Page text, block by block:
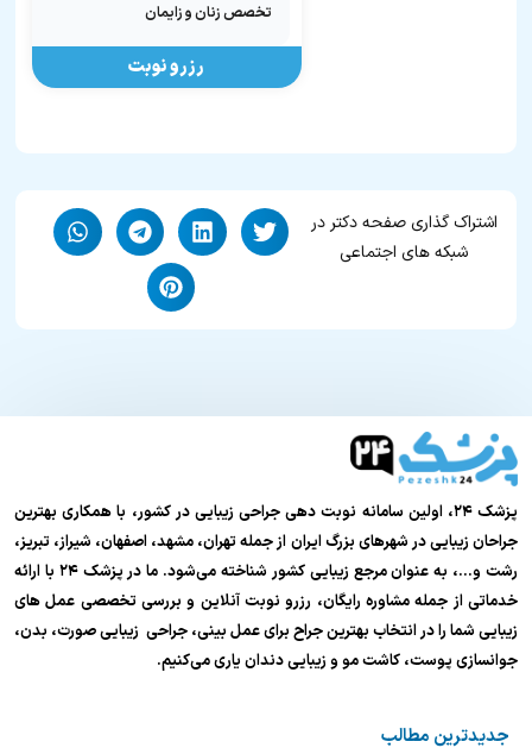
تخصص زنان و زایمان
رزرو نوبت
اشتراک گذاری صفحه دکتر در
شبکه های اجتماعی
پزشک ۲۴، اولین سامانه نوبت دهی جراحی زیبایی در کشور، با همکاری بهترین
جراحان زیبایی در شهرهای بزرگ ایران از جمله تهران، مشهد، اصفهان، شیراز، تبریز،
رشت و…، به عنوان مرجع زیبایی کشور شناخته می‌شود. ما در پزشک ۲۴ با ارائه
خدماتی از جمله مشاوره رایگان، رزرو نوبت آنلاین و بررسی تخصصی عمل های
زیبایی شما را در انتخاب بهترین جراح برای عمل بینی، جراحی زیبایی صورت، بدن،
جوانسازی پوست، کاشت مو و زیبایی دندان یاری می‌کنیم.
جدیدترین مطالب